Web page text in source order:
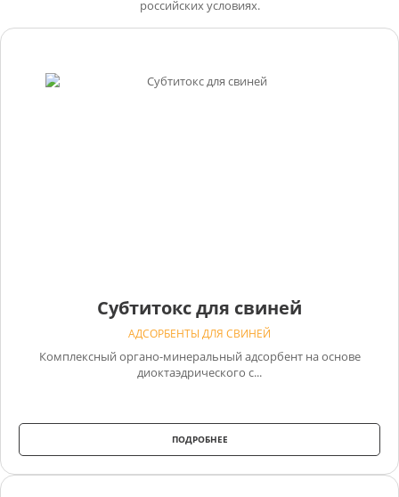
российских условиях.
Субтитокс для свиней
АДСОРБЕНТЫ ДЛЯ СВИНЕЙ
Комплексный органо-минеральный адсорбент на основе
диоктаэдрического с...
ПОДРОБНЕЕ